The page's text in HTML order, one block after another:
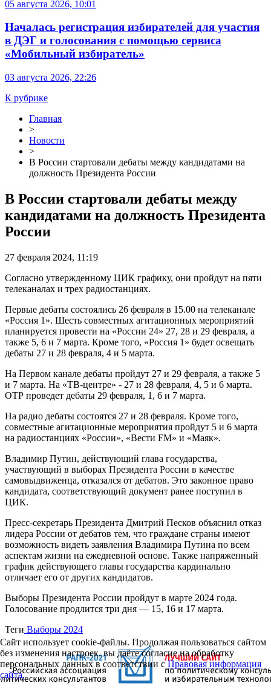
05 августа 2026, 10:01
Началась регистрация избирателей для участия
в ДЭГ и голосования с помощью сервиса
«Мобильный избиратель»
03 августа 2026, 22:26
К рубрике
Главная
>
Новости
>
В России стартовали дебаты между кандидатами на
должность Президента России
В России стартовали дебаты между
кандидатами на должность Президента
России
27 февраля 2024, 11:19
Согласно утвержденному ЦИК графику, они пройдут на пяти
телеканалах и трех радиостанциях.
Первые дебаты состоялись 26 февраля в 15.00 на телеканале
«Россия 1». Шесть совместных агитационных мероприятий
планируется провести на «России 24» 27, 28 и 29 февраля, а
также 5, 6 и 7 марта. Кроме того, «Россия 1» будет освещать
дебаты 27 и 28 февраля, 4 и 5 марта.
На Первом канале дебаты пройдут 27 и 29 февраля, а также 5
и 7 марта. На «ТВ-центре» - 27 и 28 февраля, 4, 5 и 6 марта.
ОТР проведет дебаты 29 февраля, 1, 6 и 7 марта.
На радио дебаты состоятся 27 и 28 февраля. Кроме того,
совместные агитационные мероприятия пройдут 5 и 6 марта
на радиостанциях «России», «Вести FM» и «Маяк».
Владимир Путин, действующий глава государства,
участвующий в выборах Президента России в качестве
самовыдвиженца, отказался от дебатов. Это законное право
кандидата, соответствующий документ ранее поступил в
ЦИК.
Пресс-секретарь Президента Дмитрий Песков объяснил отказ
лидера России от дебатов тем, что граждане страны имеют
возможность видеть заявления Владимира Путина по всем
аспектам жизни на ежедневной основе. Также напряженный
график действующего главы государства кардинально
отличает его от других кандидатов.
Выборы Президента России пройдут в марте 2024 года.
Голосование продлится три дня — 15, 16 и 17 марта.
Теги Выборы 2024
Сайт использует cookie-файлы. Продолжая пользоваться сайтом
без изменения настроек, вы даёте согласие на обработку
персональных данных в соответствии сПравовая информация
сайта.